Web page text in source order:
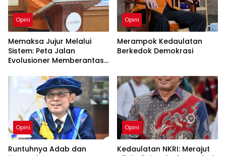
Opini
Memaksa Jujur Melalui
Sistem: Peta Jalan
Evolusioner Memberantas
Opini
Merampok Kedaulatan
Berkedok Demokrasi
Opini
Runtuhnya Adab dan
Opini
Kedaulatan NKRI: Merajut